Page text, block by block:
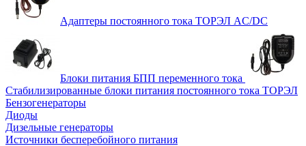
Адаптеры постоянного тока ТОРЭЛ AC/DC
Блоки питания БПП переменного тока
Стабилизированные блоки питания постоянного тока ТОРЭЛ
Бензогенераторы
Диоды
Дизельные генераторы
Источники бесперебойного питания